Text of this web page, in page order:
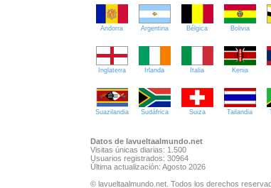
Andorra Argentina Bélgica Bolivia
Inglaterra Irlanda Italia Kenia
Suazilandia Sudáfrica Suiza Tailandia
Datos de lavueltaalmundo.net
Visitas únicas diarias: 1.500
Usuarios registrados: 30964
Última actualización: Agosto 2026
© lavueltaalmundo.net. Todos los derechos